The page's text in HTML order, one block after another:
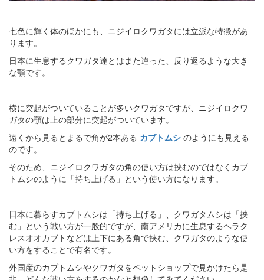
七色に輝く体のほかにも、ニジイロクワガタには立派な特徴があ
ります。
日本に生息するクワガタ達とはまた違った、反り返るような大き
な顎です。
横に突起がついていることが多いクワガタですが、ニジイロクワ
ガタの顎は上の部分に突起がついています。
遠くから見るとまるで角が2本ある カブトムシ のようにも見える
のです。
そのため、ニジイロクワガタの角の使い方は挟むのではなくカブ
トムシのように「持ち上げる」という使い方になります。
日本に暮らすカブトムシは「持ち上げる」、クワガタムシは「挟
む」という戦い方が一般的ですが、南アメリカに生息するヘラク
レスオオカブトなどは上下にある角で挟む、クワガタのような使
い方をすることで有名です。
外国産のカブトムシやクワガタをペットショップで見かけたら是